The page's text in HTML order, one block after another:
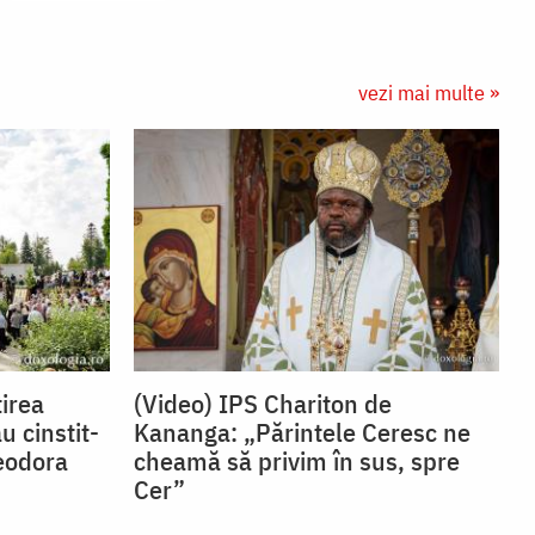
vezi mai multe »
cinstit-
(Video) IPS Chariton de
Kananga: „Părintele Ceresc ne
cheamă să privim în sus, spre
Cer”